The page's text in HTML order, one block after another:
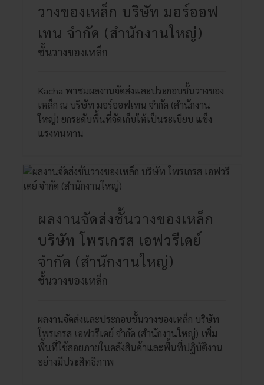
วางของเหล็ก บริษัท มอร์ออฟ
เทน จำกัด (สำนักงานใหญ่)
ชั้นวางของเหล็ก
Kacha พาชมผลงานจัดส่งและประกอบชั้นวางของ
เหล็ก ณ บริษัท มอร์ออฟเทน จำกัด (สำนักงาน
ใหญ่) ยกระดับพื้นที่จัดเก็บให้เป็นระเบียบ แข็ง
แรงทนทาน
ผลงานจัดส่งชั้นวางของเหล็ก
บริษัท โพรเกรส เอฟวรีเดย์
จำกัด (สำนักงานใหญ่)
ชั้นวางของเหล็ก
ผลงานจัดส่งและประกอบชั้นวางของเหล็ก บริษัท
โพรเกรส เอฟวรีเดย์ จำกัด (สำนักงานใหญ่) เพิ่ม
พื้นที่ใช้สอยภายในคลังสินค้าและพื้นที่ปฏิบัติงาน
อย่างมีประสิทธิภาพ